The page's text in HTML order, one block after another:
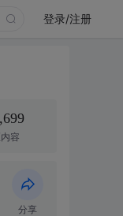
登录/注册
容
分享